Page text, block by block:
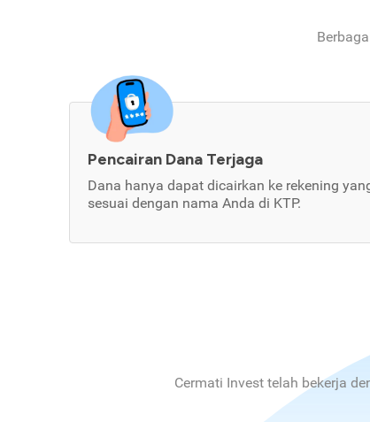
Pencairan Dana Terjaga
Dana hanya dapat dicairkan ke rekening
sesuai dengan nama Anda di KTP.
Cermati Invest telah bekerja